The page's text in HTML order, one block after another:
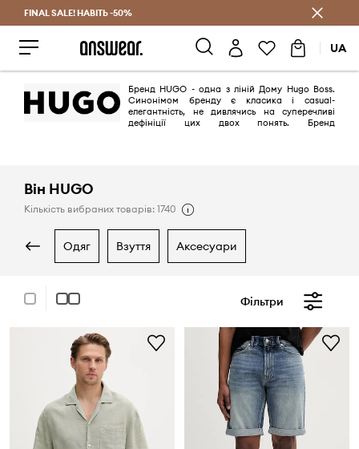
Заощаджуй з Answear Club
FINAL SALE! НАВІТЬ -50%
UA
Бренд HUGO - одна з ліній Дому Hugo Boss.
Синонімом бренду є класика і сasual-
елегантність, не дивлячись на суперечливі
дефініції цих двох понять. Бренд
Він HUGO
Кількість вибраних товарів: 1740
одяг взуття аксесуари
Фільтри